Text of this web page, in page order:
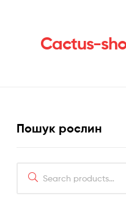
Cactus-
Пошук рослин
for: